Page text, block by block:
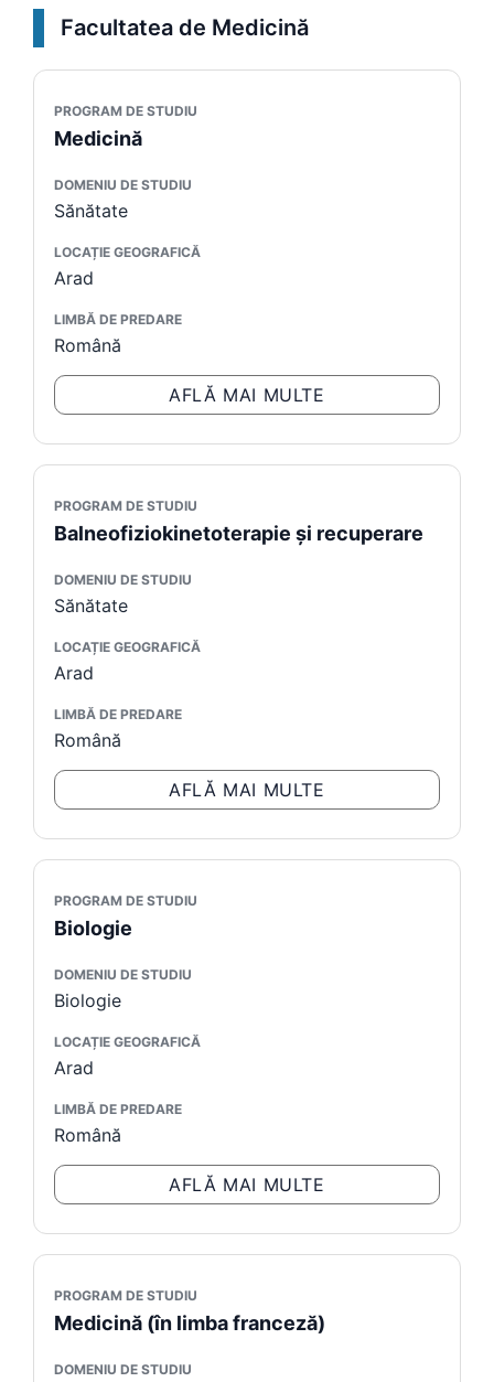
Facultatea de Medicină
PROGRAM DE STUDIU
Medicină
DOMENIU DE STUDIU
Sănătate
LOCAȚIE GEOGRAFICĂ
Arad
LIMBĂ DE PREDARE
Română
AFLĂ MAI MULTE
PROGRAM DE STUDIU
Balneofiziokinetoterapie şi recuperare
DOMENIU DE STUDIU
Sănătate
LOCAȚIE GEOGRAFICĂ
Arad
LIMBĂ DE PREDARE
Română
AFLĂ MAI MULTE
PROGRAM DE STUDIU
Biologie
DOMENIU DE STUDIU
Biologie
LOCAȚIE GEOGRAFICĂ
Arad
LIMBĂ DE PREDARE
Română
AFLĂ MAI MULTE
PROGRAM DE STUDIU
Medicină (în limba franceză)
DOMENIU DE STUDIU